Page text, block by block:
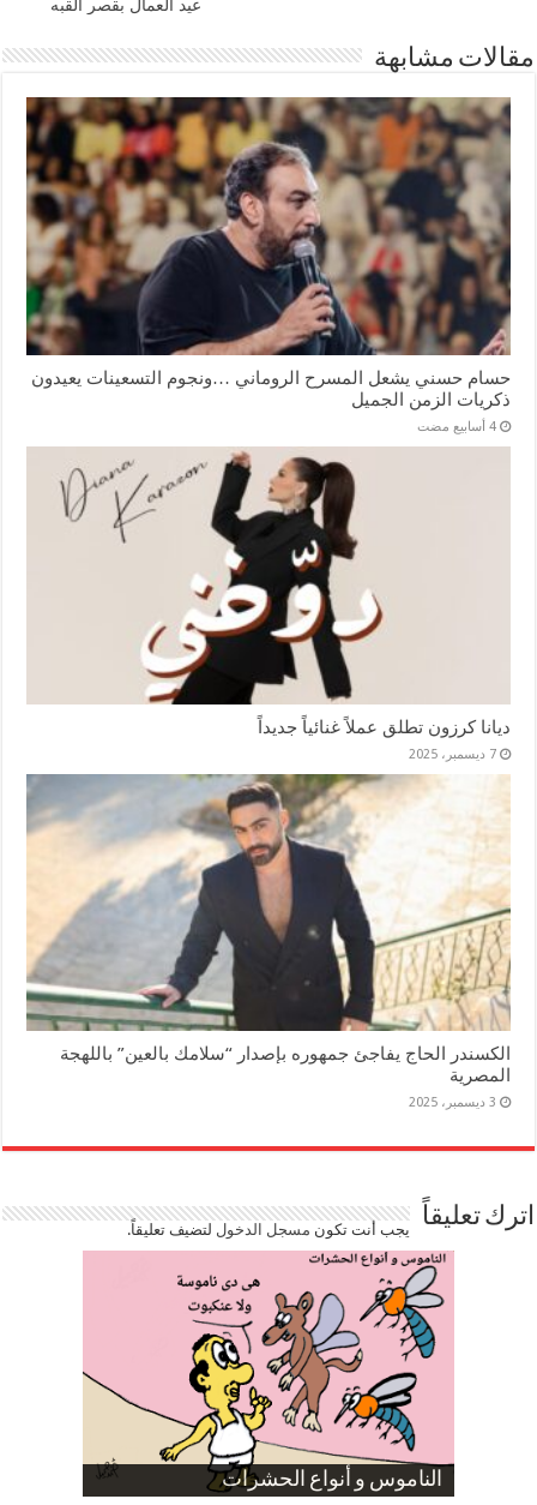
عيد العمال بقصر القبه
مقالات مشابهة
حسام حسني يشعل المسرح الروماني …ونجوم التسعينات يعيدون
ذكريات الزمن الجميل
ديانا كرزون تطلق عملاً غنائياً جديداً
7 ديسمبر، 2025
الكسندر الحاج يفاجئ جمهوره بإصدار “سلامك بالعين” باللهجة
المصرية
3 ديسمبر، 2025
اترك تعليقاً يجب أنت تكون مسجل الدخوللتضيف تعليقاً.
الناموس و أنواع الحشرات
الموظفين بعد ارتفاع الأسعار
ارتفاع نسبة الطلاق في مصر
صورة كاركاتيرية
صورة كاركاتيرية